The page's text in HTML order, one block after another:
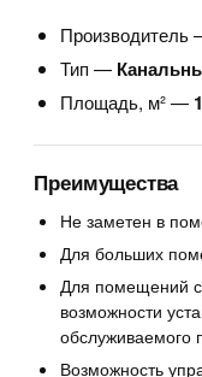
Производитель
Тип —
Площадь, м² —
Преимущества
Не заметен в
Для больших
Для помещений
возможности
Возможность